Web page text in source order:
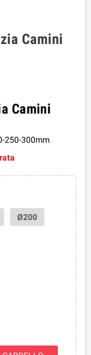
Camini
Camini
250-300mm
Ø200